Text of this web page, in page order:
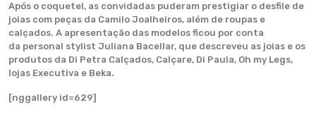
Após o coquetel, as convidadas puderam prestigiar o desfile de
joias com peças da Camilo Joalheiros, além de roupas e
calçados. A apresentação das modelos ficou por conta
da personal stylist Juliana Bacellar, que descreveu as joias e os
produtos da Di Petra Calçados, Calçare, Di Paula, Oh my Legs,
lojas Executiva e Beka.
[nggallery id=629]